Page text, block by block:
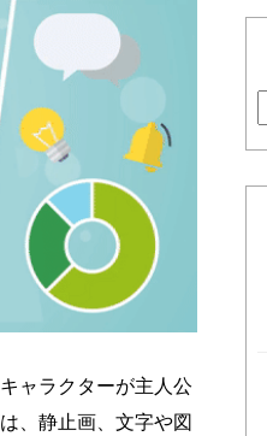
ャラクターが主人公
、静止画、文字や図